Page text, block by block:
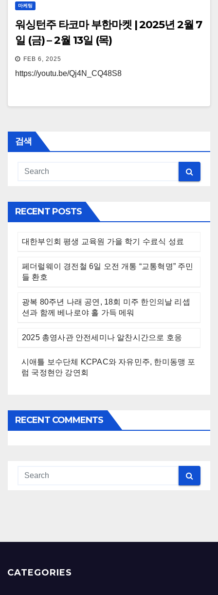
마케팅
워싱턴주 타코마 부한마켓 | 2025년 2월 7
일 (금) – 2월 13일 (목)
FEB 6, 2025
https://youtu.be/Qj4N_CQ48S8
검색
RECENT POSTS
대한부인회 평생 교육원 가을 학기 수료식 성료
페더럴웨이 경전철 6일 오전 개통 “교통혁명” 주민
들 환호
광복 80주년 나래 공연, 18회 미주 한인의날 리셉
션과 함께 베나로야 홀 가득 메워
2025 총영사관 안전세미나 알찬시간으로 호응
시애틀 보수단체 KCPAC와 자유민주, 한미동맹 포
럼 국정현안 강연회
RECENT COMMENTS
CATEGORIES